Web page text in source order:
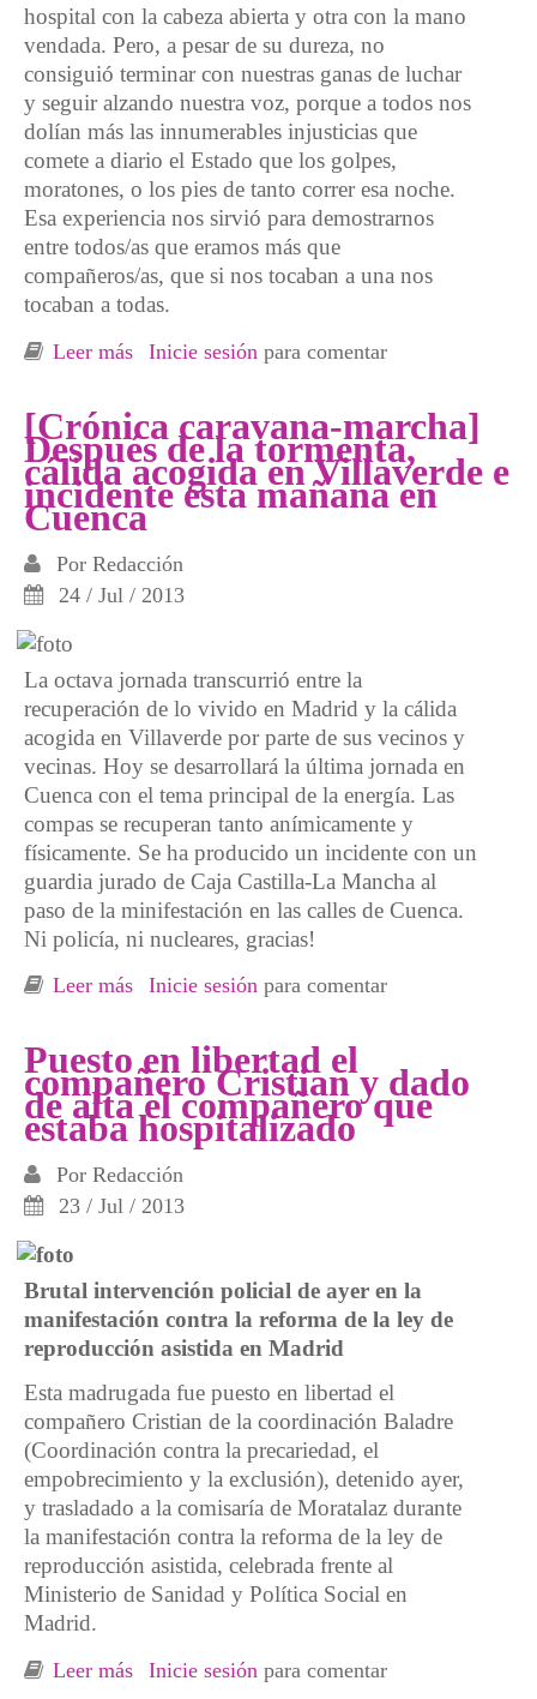
hospital con la cabeza abierta y otra con la mano
vendada. Pero, a pesar de su dureza, no
consiguió terminar con nuestras ganas de luchar
y seguir alzando nuestra voz, porque a todos nos
dolían más las innumerables injusticias que
comete a diario el Estado que los golpes,
moratones, o los pies de tanto correr esa noche.
Esa experiencia nos sirvió para demostrarnos
entre todos/as que eramos más que
compañeros/as, que si nos tocaban a una nos
tocaban a todas.
Leer más sobre A modo de crónica de las marchas
Inicie sesión para comentar
[Crónica caravana-marcha]
Después de la tormenta,
cálida acogida en Villaverde e
incidente esta mañana en
Cuenca
Por Redacción
24 / Jul / 2013
La octava jornada transcurrió entre la
recuperación de lo vivido en Madrid y la cálida
acogida en Villaverde por parte de sus vecinos y
vecinas. Hoy se desarrollará la última jornada en
Cuenca con el tema principal de la energía. Las
compas se recuperan tanto anímicamente y
físicamente. Se ha producido un incidente con un
guardia jurado de Caja Castilla-La Mancha al
paso de la minifestación en las calles de Cuenca.
Ni policía, ni nucleares, gracias!
Leer más sobre [Crónica caravana-marcha] Después de
incidente esta mañana en Cuenca
Inicie sesión para comentar
Puesto en libertad el
compañero Cristian y dado
de alta el compañero que
estaba hospitalizado
Por Redacción
23 / Jul / 2013
Brutal intervención policial de ayer en la
manifestación contra la reforma de la ley de
reproducción asistida en Madrid
Esta madrugada fue puesto en libertad el
compañero Cristian de la coordinación Baladre
(Coordinación contra la precariedad, el
empobrecimiento y la exclusión), detenido ayer,
y trasladado a la comisaría de Moratalaz durante
la manifestación contra la reforma de la ley de
reproducción asistida, celebrada frente al
Ministerio de Sanidad y Política Social en
Madrid.
Leer más sobre Puesto en libertad el compañero
Inicie sesión para comentar